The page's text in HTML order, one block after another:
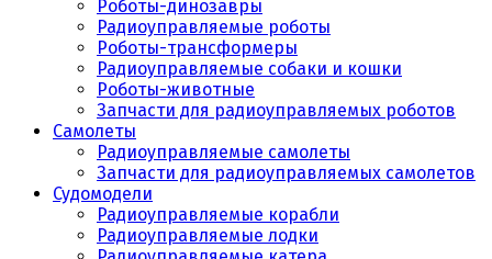
Роботы-динозавры
Радиоуправляемые роботы
Роботы-трансформеры
Радиоуправляемые собаки и кошки
Роботы-животные
Запчасти для радиоуправляемых роботов
Самолеты
Радиоуправляемые самолеты
Запчасти для радиоуправляемых самолетов
Судомодели
Радиоуправляемые корабли
Радиоуправляемые лодки